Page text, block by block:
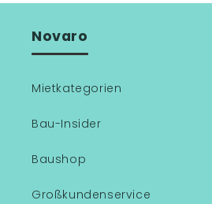
Novaro
Mietkategorien
Bau-Insider
Baushop
Großkundenservice